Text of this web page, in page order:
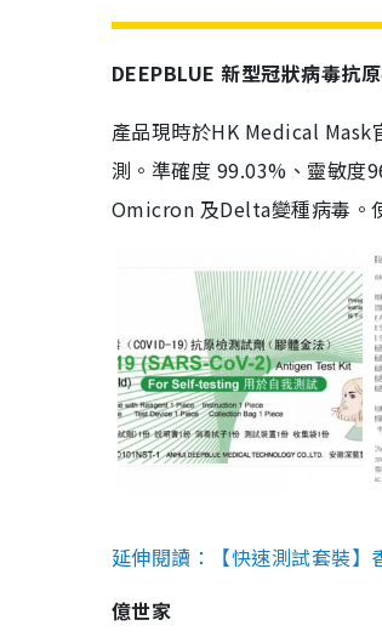
DEEPBLUE 新型冠狀病毒抗
產品現時於HK Medical Mask
測。準確度 99.03%、靈敏度
Omicron 及Delta變種病毒。
延伸閱讀：【快速測試套裝
億世家